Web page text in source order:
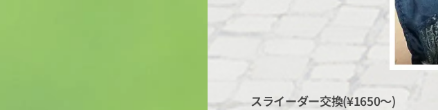
スライーダー交換(¥1650～)